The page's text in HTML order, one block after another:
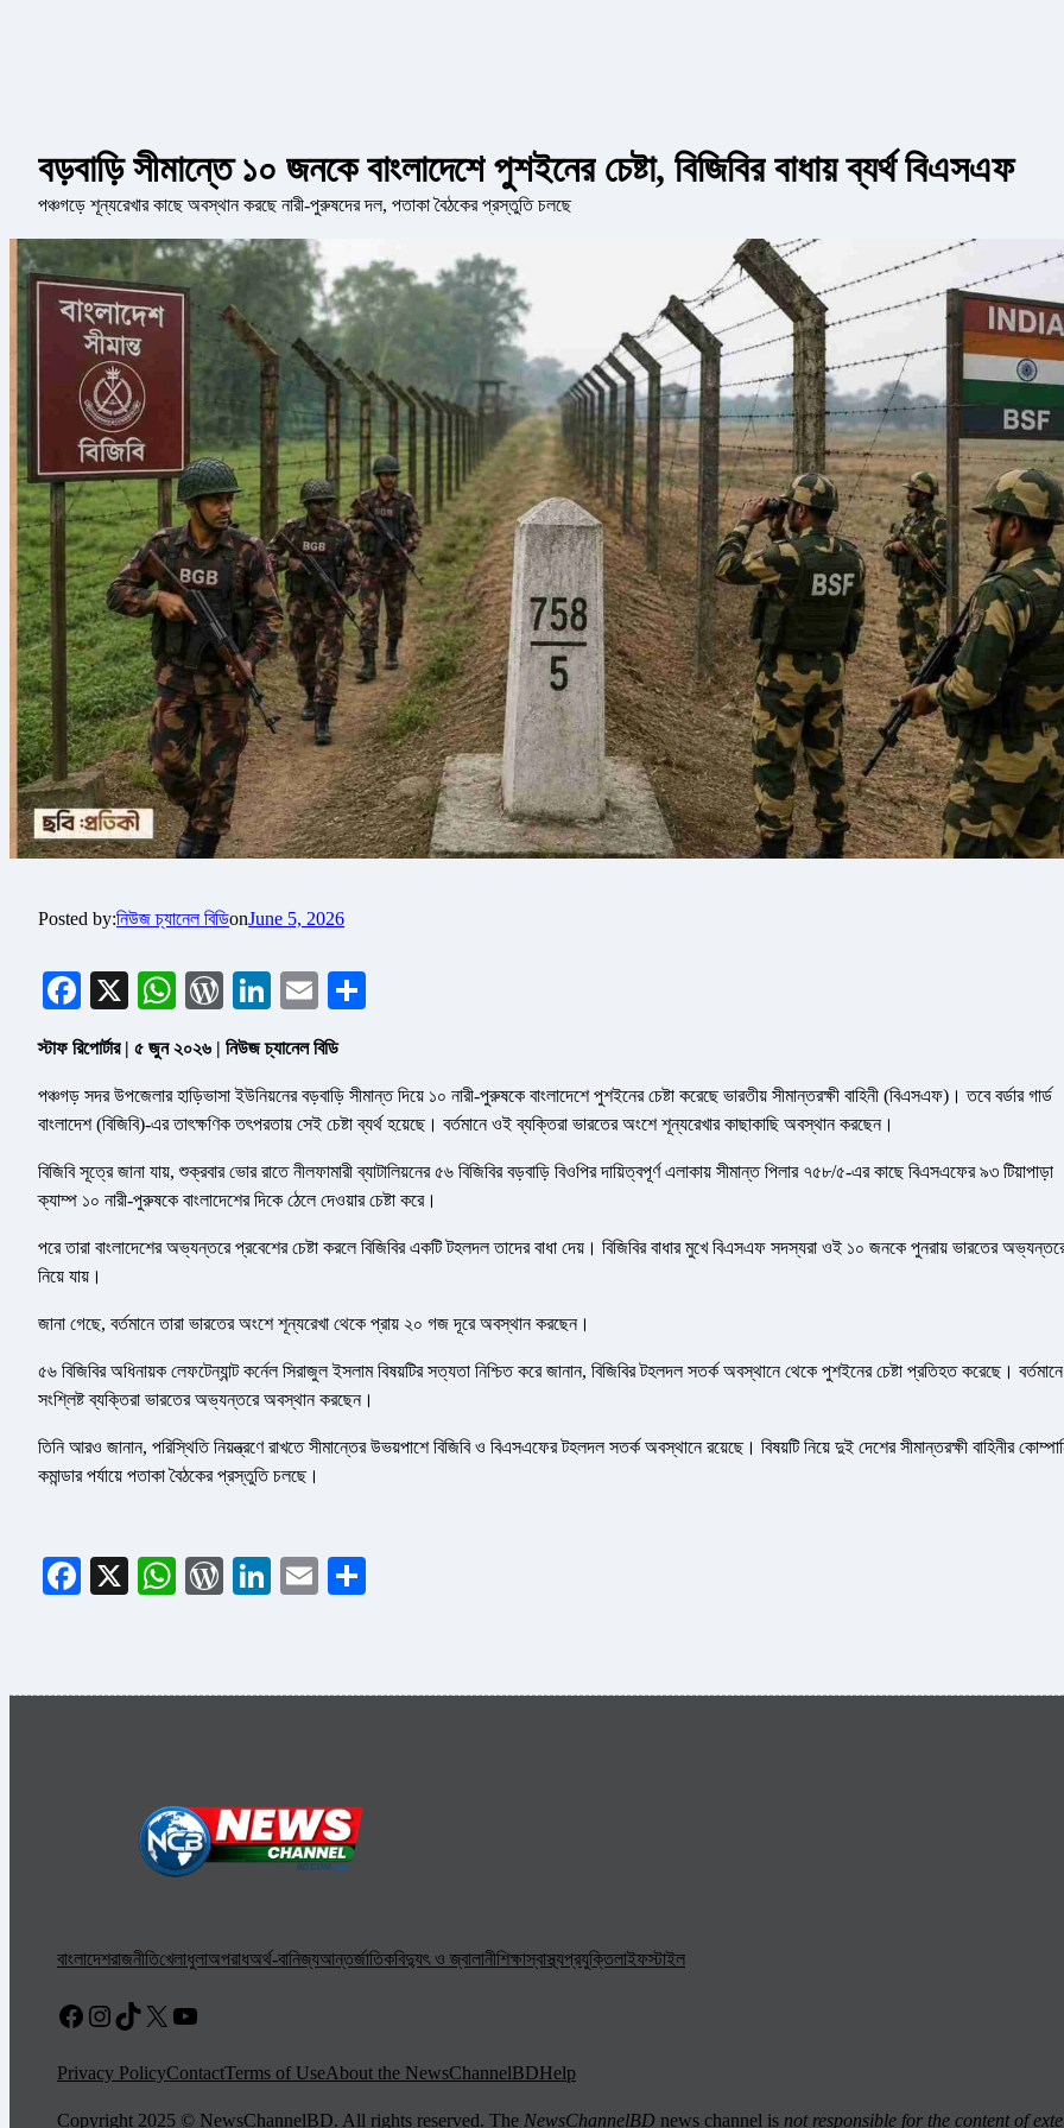
বড়বাড়ি সীমান্তে ১০ জনকে বাংলাদেশে পুশইনের চেষ্টা, বিজিবির বাধায় ব্যর্থ বিএসএফ
পঞ্চগড়ে শূন্যরেখার কাছে অবস্থান করছে নারী-পুরুষদের দল, পতাকা বৈঠকের প্রস্তুতি চলছে
Posted by:নিউজ চ্যানেল বিডিonJune 5, 2026
Facebook
X WhatsApp
WordPress
LinkedIn
Email
স্টাফ রিপোর্টার | ৫ জুন ২০২৬ | নিউজ চ্যানেল বিডি
পঞ্চগড় সদর উপজেলার হাড়িভাসা ইউনিয়নের বড়বাড়ি সীমান্ত দিয়ে ১০ নারী-পুরুষকে বাংলাদেশে পুশইনের চেষ্টা করেছে ভারতীয় সীমান্তরক্ষী বাহিনী (বিএসএফ)। তবে বর্ডার গার্ড
বাংলাদেশ (বিজিবি)-এর তাৎক্ষণিক তৎপরতায় সেই চেষ্টা ব্যর্থ হয়েছে। বর্তমানে ওই ব্যক্তিরা ভারতের অংশে শূন্যরেখার কাছাকাছি অবস্থান করছেন।
বিজিবি সূত্রে জানা যায়, শুক্রবার ভোর রাতে নীলফামারী ব্যাটালিয়নের ৫৬ বিজিবির বড়বাড়ি বিওপির দায়িত্বপূর্ণ এলাকায় সীমান্ত পিলার ৭৫৮/৫-এর কাছে বিএসএফের ৯৩ টিয়াপাড়া
ক্যাম্প ১০ নারী-পুরুষকে বাংলাদেশের দিকে ঠেলে দেওয়ার চেষ্টা করে।
পরে তারা বাংলাদেশের অভ্যন্তরে প্রবেশের চেষ্টা করলে বিজিবির একটি টহলদল তাদের বাধা দেয়। বিজিবির বাধার মুখে বিএসএফ সদস্যরা ওই ১০ জনকে পুনরায় ভারতের
নিয়ে যায়।
জানা গেছে, বর্তমানে তারা ভারতের অংশে শূন্যরেখা থেকে প্রায় ২০ গজ দূরে অবস্থান করছেন।
৫৬ বিজিবির অধিনায়ক লেফটেন্যান্ট কর্নেল সিরাজুল ইসলাম বিষয়টির সত্যতা নিশ্চিত করে জানান, বিজিবির টহলদল সতর্ক অবস্থানে থেকে পুশইনের চেষ্টা প্রতিহত করেছে। বর্তমানে
সংশ্লিষ্ট ব্যক্তিরা ভারতের অভ্যন্তরে অবস্থান করছেন।
তিনি আরও জানান, পরিস্থিতি নিয়ন্ত্রণে রাখতে সীমান্তের উভয়পাশে বিজিবি ও বিএসএফের টহলদল সতর্ক অবস্থানে রয়েছে। বিষয়টি নিয়ে দুই দেশের সীমান্তরক্ষী বাহিনীর
কমান্ডার পর্যায়ে পতাকা বৈঠকের প্রস্তুতি চলছে।
Facebook
X WhatsApp
WordPress
LinkedIn
Email
বাংলাদেশরাজনীতিখেলাধুলাঅপরাধঅর্থ-বানিজ্যআন্তর্জাতিকবিদ্যুৎ ও জ্বালানীশিক্ষাস্বাস্থ্যপ্রযুক্তিলাইফস্টাইল
Facebook
Instagram
TikTok
X YouTube
Privacy PolicyContactTerms of UseAbout the NewsChannelBDHelp
Copyright 2025 © NewsChannelBD. All rights reserved. The NewsChannelBD news channel is not responsible for the content of